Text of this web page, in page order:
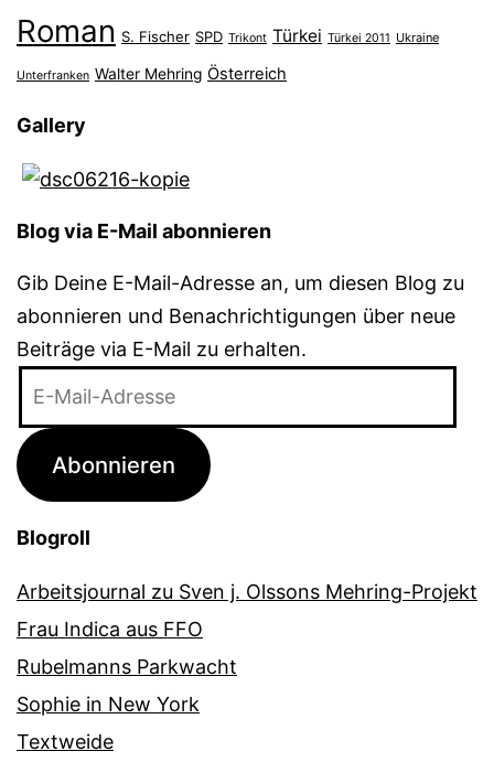
Roman S. Fischer SPD Trikont Türkei Türkei 2011 Ukraine
Unterfranken Walter Mehring Österreich
Gallery
Blog via E-Mail abonnieren
Gib Deine E-Mail-Adresse an, um diesen Blog zu
abonnieren und Benachrichtigungen über neue
Beiträge via E-Mail zu erhalten.
Adresse
Abonnieren
Blogroll
Arbeitsjournal zu Sven j. Olssons Mehring-Projekt
Frau Indica aus FFO
Rubelmanns Parkwacht
Sophie in New York
Textweide